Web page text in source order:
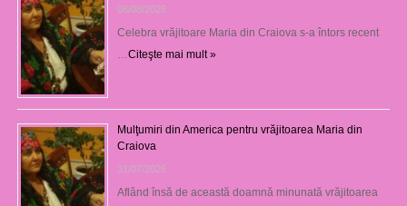
06/08/2026
Celebra vrăjitoare Maria din Craiova s-a întors recent
Citeşte mai mult »
Mulţumiri din America pentru vrăjitoarea Maria din
Craiova
31/07/2026
Aflând însă de această doamnă minunată vrăjitoarea